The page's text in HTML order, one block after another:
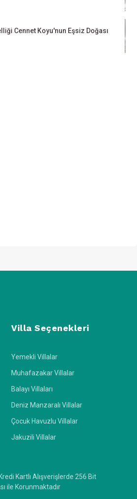
Cennet Koyu'nun Eşsiz Doğası
Villa Seçenekleri
Yemekli Villalar
Muhafazakar Villalar
Balayı Villaları
Deniz Manzaralı Villalar
Çocuk Havuzlu Villalar
Jakuzili Villalar
Kartlı Alışverişlerde 256 Bit
ile Korunmaktadır